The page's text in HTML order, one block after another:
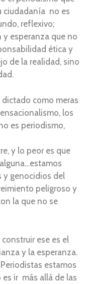
ciudadanía no es
reflexivo;
esperanza que no
ética y
de la realidad, sino
dictado como meras
los
es periodismo,
y lo peor es que
genocidios del
peligroso y
la que no se
ese es el
y la esperanza.
estamos
es ir más allá de las